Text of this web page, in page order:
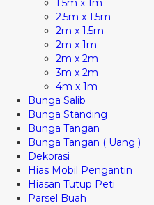
1.5m x 1m
2.5m x 1.5m
2m x 1.5m
2m x 1m
2m x 2m
3m x 2m
4m x 1m
Bunga Salib
Bunga Standing
Bunga Tangan
Bunga Tangan ( Uang )
Dekorasi
Hias Mobil Pengantin
Hiasan Tutup Peti
Parsel Buah